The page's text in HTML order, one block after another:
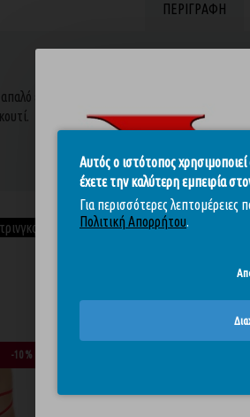
Αυτός ο ιστότοπος
έχετε την καλύτερη εμπειρία
Για περισσότερες
Πολιτική Απορρήτου
ΠΕΡΙΓΡΑΦΉ
ελαστικό ραβδωτό ύφασμα με πίσω Y-cut
-10 % ΕΞΑΝΤΛΉΘΗΚΕ
-35 %